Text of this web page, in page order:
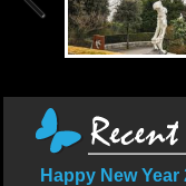
Happy New Year